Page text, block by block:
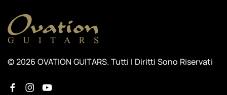
© 2026 OVATION GUITARS. Tutti I Diritti Sono Riservati